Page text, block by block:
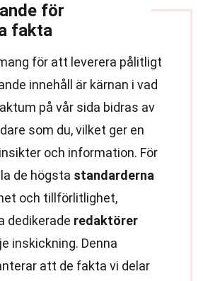
för
fakta
för att leverera pålitligt
innehåll är kärnan i vad
på vår sida bidras av
som du, vilket ger en
och information. För
de högsta standarderna
och tillförlitlighet,
dedikerade redaktörer
inskickning. Denna
att de fakta vi delar